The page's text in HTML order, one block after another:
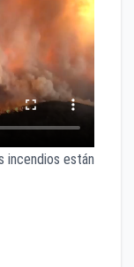
incendios están